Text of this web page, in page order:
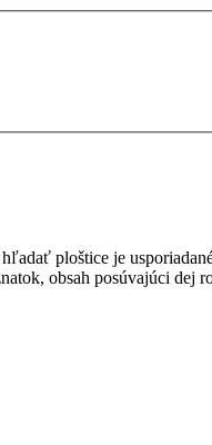
ploštice je
obsah posúvajúci dej